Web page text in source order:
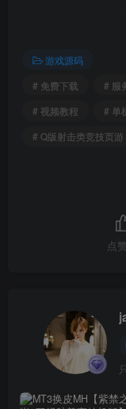
游戏源码
# 免费下载
# 服
# 视频教程
# 单
# Q版射击类竞技页游
点赞